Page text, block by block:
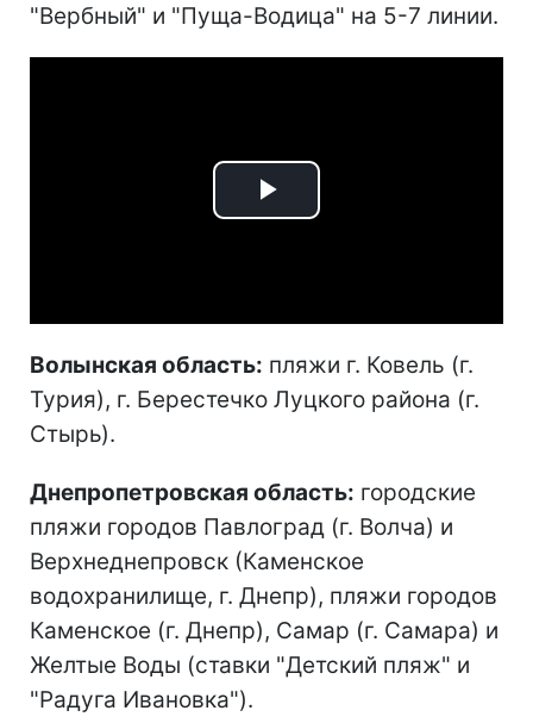
"Вербный" и "Пуща-Водица" на 5-7 линии.
Play
Волынская область: пляжи г. Ковель (г.
Турия), г. Берестечко Луцкого района (г.
Стырь).
Днепропетровская область: городские
пляжи городов Павлоград (г. Волча) и
Верхнеднепровск (Каменское
водохранилище, г. Днепр), пляжи городов
Каменское (г. Днепр), Самар (г. Самара) и
Желтые Воды (ставки "Детский пляж" и
"Радуга Ивановка").